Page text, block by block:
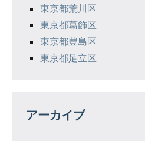
東京都荒川区
東京都葛飾区
東京都豊島区
東京都足立区
アーカイブ